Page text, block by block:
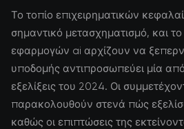
Το τοπίο επιχειρηματικών
σημαντικό μετασχηματισμό, και
εφαρμογών ai αρχίζουν να
υποδομής αντιπροσωπεύει μία από
εξελίξεις του 2024. Οι
παρακολουθούν στενά πώς
καθώς οι επιπτώσεις της